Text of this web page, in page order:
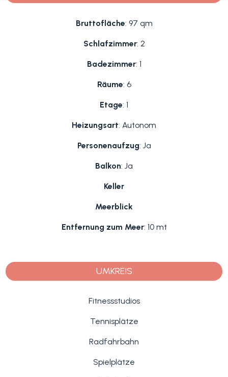
Bruttofläche: 97 qm
Schlafzimmer: 2
Badezimmer: 1
Räume: 6
Etage: 1
Heizungsart: Autonom
Personenaufzug: Ja
Balkon: Ja
Keller
Meerblick
Entfernung zum Meer: 10 mt
UMKREIS
Fitnessstudios
Tennisplätze
Radfahrbahn
Spielplätze